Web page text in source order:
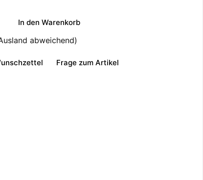
In den Warenkorb
abweichend)
Frage zum Artikel